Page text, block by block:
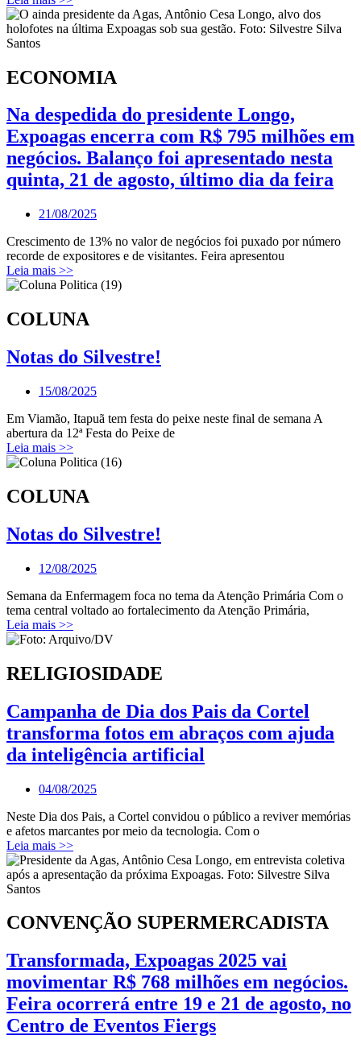
ECONOMIA
Na despedida do presidente Longo,
Expoagas encerra com R$ 795 milhões em
negócios. Balanço foi apresentado nesta
quinta, 21 de agosto, último dia da feira
21/08/2025
Crescimento de 13% no valor de negócios foi puxado por número
recorde de expositores e de visitantes. Feira apresentou
Leia mais >>
COLUNA
Notas do Silvestre!
15/08/2025
Em Viamão, Itapuã tem festa do peixe neste final de semana A
abertura da 12ª Festa do Peixe de
Leia mais >>
COLUNA
Notas do Silvestre!
12/08/2025
Semana da Enfermagem foca no tema da Atenção Primária Com o
tema central voltado ao fortalecimento da Atenção Primária,
Leia mais >>
RELIGIOSIDADE
Campanha de Dia dos Pais da Cortel
transforma fotos em abraços com ajuda
da inteligência artificial
04/08/2025
Neste Dia dos Pais, a Cortel convidou o público a reviver memórias
e afetos marcantes por meio da tecnologia. Com o
Leia mais >>
CONVENÇÃO SUPERMERCADISTA
Transformada, Expoagas 2025 vai
movimentar R$ 768 milhões em negócios.
Feira ocorrerá entre 19 e 21 de agosto, no
Centro de Eventos Fiergs